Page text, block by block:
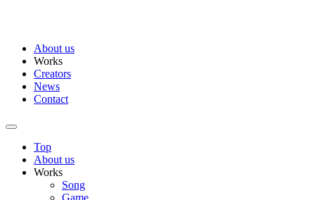
About us
Works
Creators
News
Contact
Top
About us
Works
Song
Game